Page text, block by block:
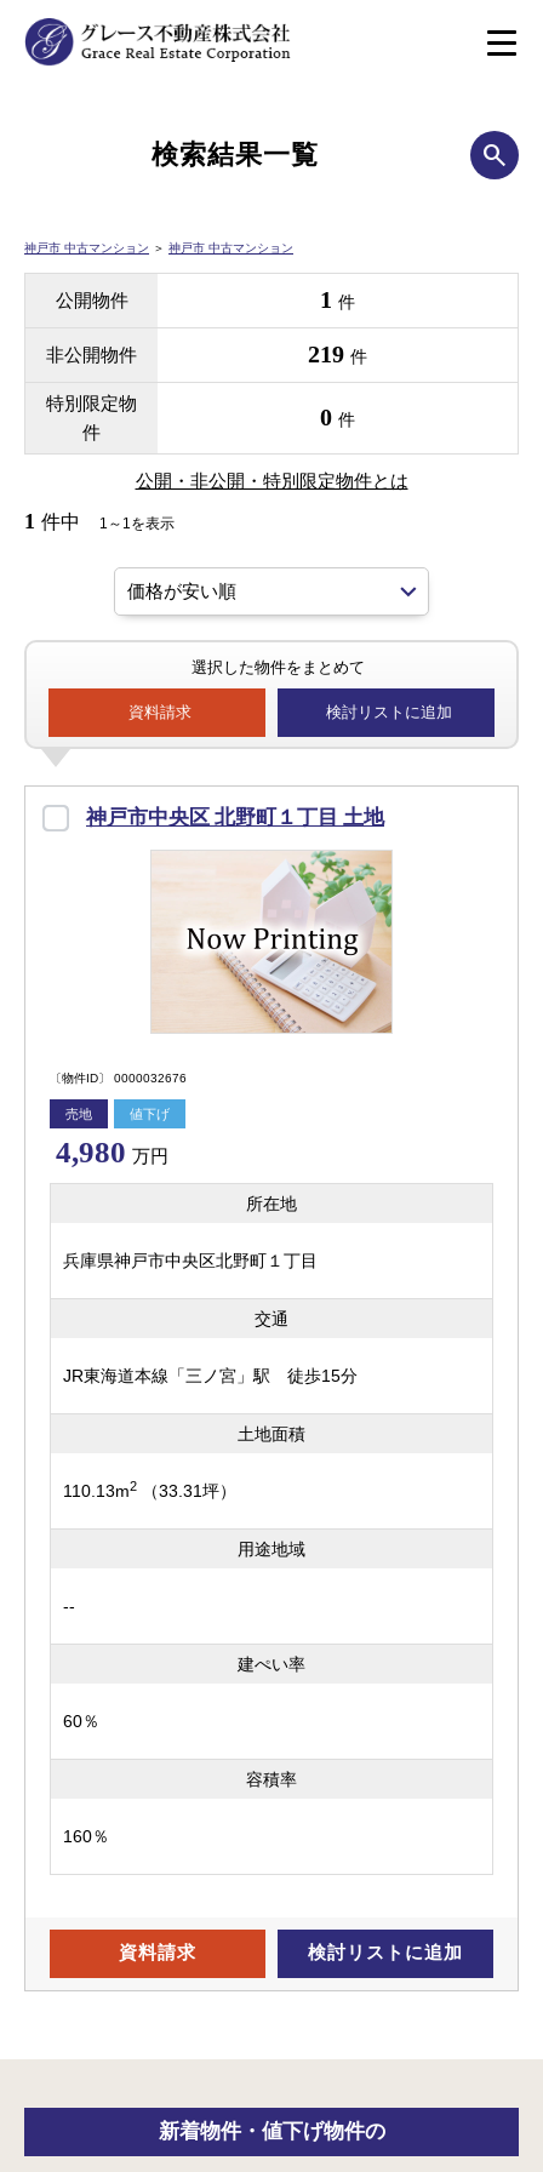
検索結果一覧
神戸市 中古マンション ＞ 神戸市 中古マンション
公開物件 1 件
非公開物件 219 件
特別限定物
件
0 件
公開・非公開・特別限定物件とは
1 件中 1～1を表示
選択した物件をまとめて
資料請求 検討リストに追加
神戸市中央区 北野町１丁目 土地
〔物件ID〕 0000032676
売地 値下げ
4,980 万円
所在地
兵庫県神戸市中央区北野町１丁目
交通
JR東海道本線「三ノ宮」駅 徒歩15分
土地面積
110.13m2 （33.31坪）
用途地域
--
建ぺい率
60％
容積率
160％
資料請求 検討リスト に追加
新着物件・ 値下げ物件の